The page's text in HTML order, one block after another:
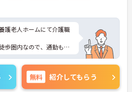
護老人ホームにて介護職
歩圏内なので、通勤も
ので安心して就業して頂
お問い合わせ下さい。
無料 紹介してもらう